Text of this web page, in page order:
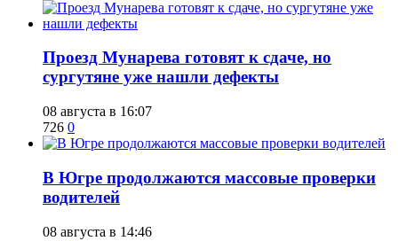
​Проезд Мунарева готовят к сдаче, но
сургутяне уже нашли дефекты
08 августа в 16:07
726 0
​В Югре продолжаются массовые проверки
водителей
08 августа в 14:46